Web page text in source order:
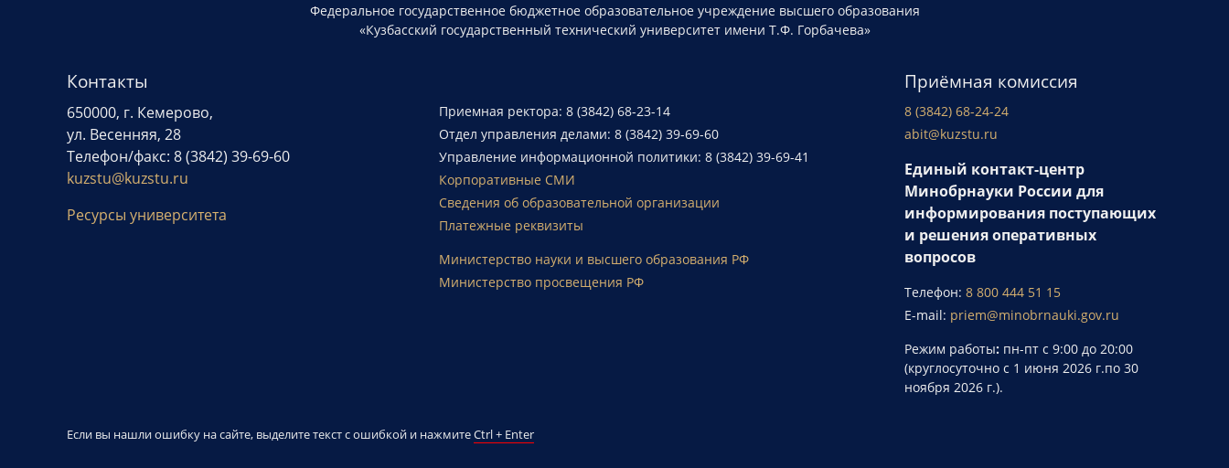
Федеральное государственное бюджетное образовательное учреждение высшего образования
«Кузбасский государственный технический университет имени Т.Ф. Горбачева»
Контакты
650000, г. Кемерово,
ул. Весенняя, 28
Телефон/факс: 8 (3842) 39-69-60
kuzstu@kuzstu.ru
Ресурсы университета
Приемная ректора: 8 (3842) 68-23-14
Отдел управления делами: 8 (3842) 39-69-60
Управление информационной политики: 8 (3842) 39-69-41
Корпоративные СМИ
Сведения об образовательной организации
Платежные реквизиты
Министерство науки и высшего образования РФ
Министерство просвещения РФ
Приёмная комиссия
8 (3842) 68-24-24
abit@kuzstu.ru
Единый контакт-центр
Минобрнауки России для
информирования поступающих
и решения оперативных
вопросов
Телефон:8 800 444 51 15
E-mail: priem@minobrnauki.gov.ru
Режим работы: пн-пт с 9:00 до 20:00
(круглосуточно с 1 июня 2026 г.по 30
ноября 2026 г.).
Если вы нашли ошибку на сайте, выделите текст с ошибкой и нажмитеCtrl + Enter